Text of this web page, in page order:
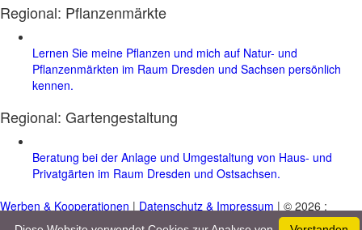
Regional: Pflanzenmärkte
Lernen Sie meine Pflanzen und mich auf Natur- und
Pflanzenmärkten im Raum Dresden und Sachsen persönlich
kennen.
Regional: Gartengestaltung
Beratung bei der Anlage und Umgestaltung von Haus- und
Privatgärten im Raum Dresden und Ostsachsen.
Werben & Kooperationen | Datenschutz & Impressum | © 2026 :
www.pflanzenreich.com